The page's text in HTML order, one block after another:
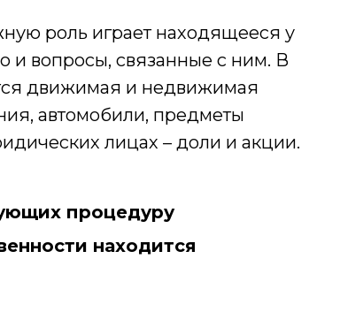
роль играет находящееся у
и вопросы, связанные с ним. В
движимая и недвижимая
автомобили, предметы
лицах – доли и акции.
процедуру
находится